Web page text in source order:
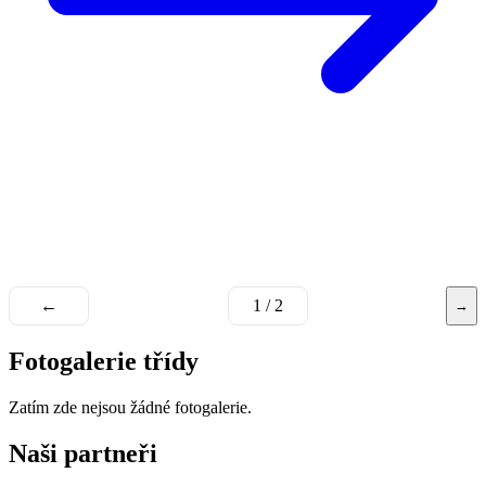
← 1 / 2 →
Fotogalerie třídy
Zatím zde nejsou žádné fotogalerie.
Naši partneři